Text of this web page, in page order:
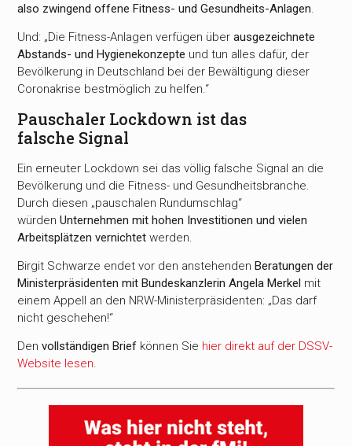
also zwingend offene Fitness- und Gesundheits-Anlagen.
Und: „Die Fitness-Anlagen verfügen überausgezeichnete
Abstands- und Hygienekonzepte und tun alles dafür, der
Bevölkerung in Deutschland bei der Bewältigung dieser
Coronakrise bestmöglich zu helfen.“
Pauschaler Lockdown ist das
falsche Signal
Ein erneuter Lockdown sei das völlig falsche Signal an die
Bevölkerung und die Fitness- und Gesundheitsbranche.
Durch diesen „pauschalen Rundumschlag“
würdenUnternehmen mit hohen Investitionen und vielen
Arbeitsplätzen vernichtet werden.
Birgit Schwarze endet vor den anstehendenBeratungen der
Ministerpräsidenten mit Bundeskanzlerin Angela Merkel mit
einem Appell an den NRW-Ministerpräsidenten: „Das darf
nicht geschehen!“
Denvollständigen Brief können Sie hier direkt auf der DSSV-
Website lesen.